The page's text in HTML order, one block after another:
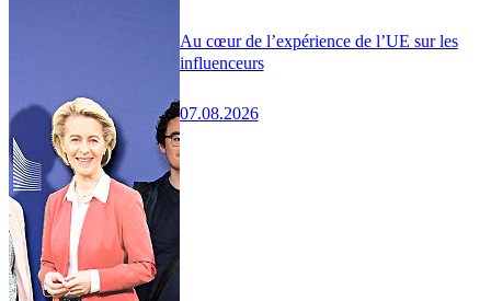
Au cœur de l’expérience de l’UE sur les
influenceurs
07.08.2026